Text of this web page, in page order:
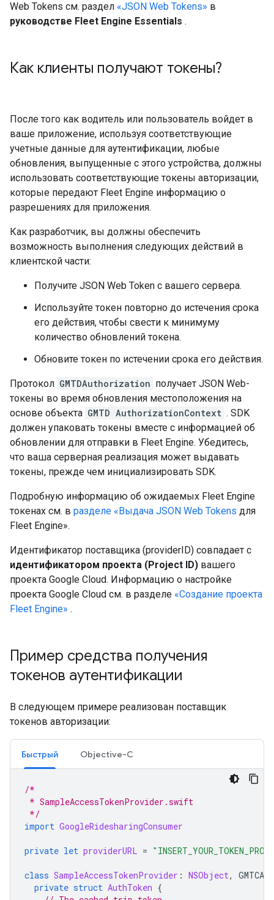
Web Tokens см. раздел «JSON Web Tokens» в
руководстве Fleet Engine Essentials .
Как клиенты получают токены?
После того как водитель или пользователь войдет в
ваше приложение, используя соответствующие
учетные данные для аутентификации, любые
обновления, выпущенные с этого устройства, должны
использовать соответствующие токены авторизации,
которые передают Fleet Engine информацию о
разрешениях для приложения.
Как разработчик, вы должны обеспечить
возможность выполнения следующих действий в
клиентской части:
Получите JSON Web Token с вашего сервера.
Используйте токен повторно до истечения срока
его действия, чтобы свести к минимуму
количество обновлений токена.
Обновите токен по истечении срока его действия.
Протокол GMTDAuthorization получает JSON Web-
токены во время обновления местоположения на
основе объекта GMTD AuthorizationContext . SDK
должен упаковать токены вместе с информацией об
обновлении для отправки в Fleet Engine. Убедитесь,
что ваша серверная реализация может выдавать
токены, прежде чем инициализировать SDK.
Подробную информацию об ожидаемых Fleet Engine
токенах см. в разделе «Выдача JSON Web Tokens для
Fleet Engine».
Идентификатор поставщика (providerID) совпадает с
идентификатором проекта (Project ID) вашего
проекта Google Cloud. Информацию о настройке
проекта Google Cloud см. в разделе «Создание проекта
Fleet Engine» .
Пример средства получения
токенов аутентификации
В следующем примере реализован поставщик
токенов авторизации:
Быстрый Objective-C
/*
* SampleAccessTokenProvider.swift
*/
import GoogleRidesharingConsumer
private let providerURL =
class SampleAccessTokenProvider : NSObject,
private struct AuthToken {